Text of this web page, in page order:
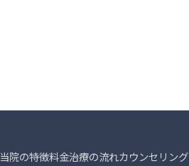
当院の特徴料金治療の流れカウンセリング